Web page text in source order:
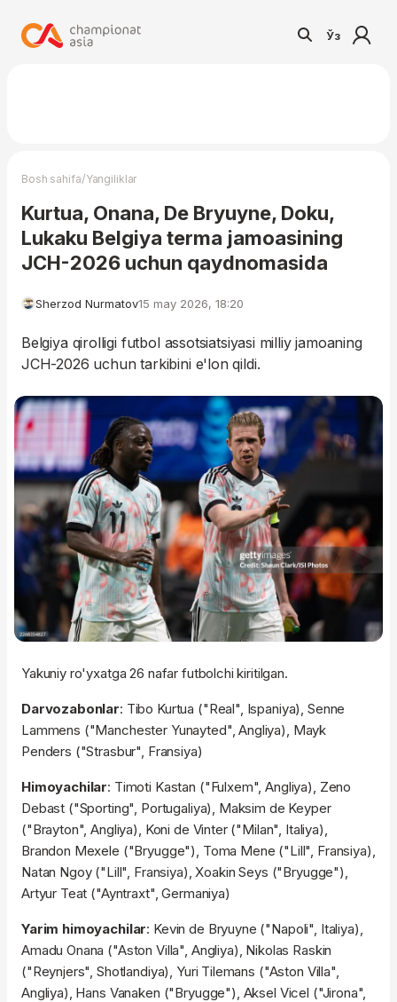
Ўз
Bosh sahifa/Yangiliklar
Kurtua, Onana, De Bryuyne, Doku,
Lukaku Belgiya terma jamoasining
JCH-2026 uchun qaydnomasida
Sherzod Nurmatov15 may 2026, 18:20
Belgiya qirolligi futbol assotsiatsiyasi milliy jamoaning
JCH-2026 uchun tarkibini e'lon qildi.
Yakuniy ro'yxatga 26 nafar futbolchi kiritilgan.
Darvozabonlar: Tibo Kurtua ("Real", Ispaniya), Senne
Lammens ("Manchester Yunayted", Angliya), Mayk
Penders ("Strasbur", Fransiya)
Himoyachilar: Timoti Kastan ("Fulxem", Angliya), Zeno
Debast ("Sporting", Portugaliya), Maksim de Keyper
("Brayton", Angliya), Koni de Vinter ("Milan", Italiya),
Brandon Mexele ("Bryugge"), Toma Mene ("Lill", Fransiya),
Natan Ngoy ("Lill", Fransiya), Xoakin Seys ("Bryugge"),
Artyur Teat ("Ayntraxt", Germaniya)
Yarim himoyachilar: Kevin de Bryuyne ("Napoli", Italiya),
Amadu Onana ("Aston Villa", Angliya), Nikolas Raskin
("Reynjers", Shotlandiya), Yuri Tilemans ("Aston Villa",
Angliya), Hans Vanaken ("Bryugge"), Aksel Vicel ("Jirona",